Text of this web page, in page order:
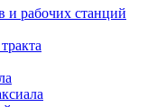
и рабочих станций